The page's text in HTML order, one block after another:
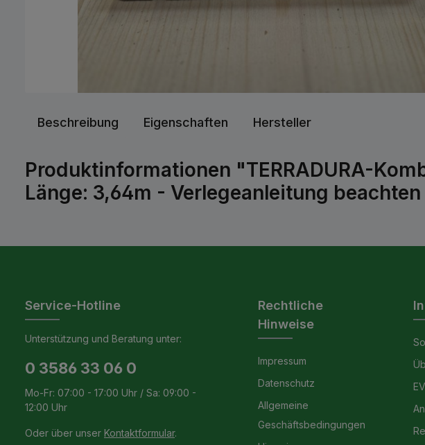
Beschreibung Eigenschaften Hersteller
Produktinformationen "TERRADURA-
Länge: 3,64m - Verlegeanleitung
Service-Hotline
Unterstützung und Beratung unter:
0 3586 33 06 0
Mo-Fr: 07:00 - 17:00 Uhr / Sa: 09:00 -
12:00 Uhr
Oder über unser Kontaktformular.
Rechtliche
Hinweise
Impressum
Datenschutz
Allgemeine
Geschäftsbedingungen